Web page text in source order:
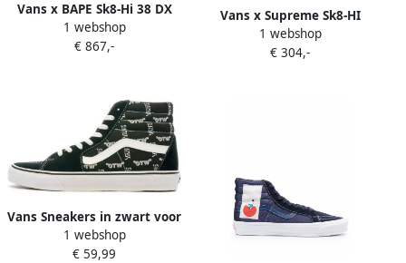
Vans x BAPE Sk8-Hi 38 DX
sneakers Blauw
1 webshop
€ 867,-
Vans x Supreme Sk8-HI
sneakers Zwart
1 webshop
€ 304,-
Vans Sneakers in zwart voor
Heren 5. Sk8 Hi
1 webshop
€ 59,99